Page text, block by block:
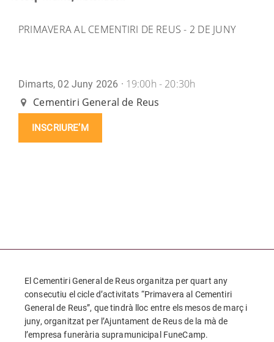
PRIMAVERA AL CEMENTIRI DE REUS - 2 DE JUNY
Dimarts, 02 Juny 2026 · 19:00h - 20:30h
Cementiri General de Reus
INSCRIURE’M
El Cementiri General de Reus organitza per quart any
consecutiu el cicle d’activitats “Primavera al Cementiri
General de Reus”, que tindrà lloc entre els mesos de març i
juny, organitzat per l’Ajuntament de Reus de la mà de
l’empresa funerària supramunicipal FuneCamp.